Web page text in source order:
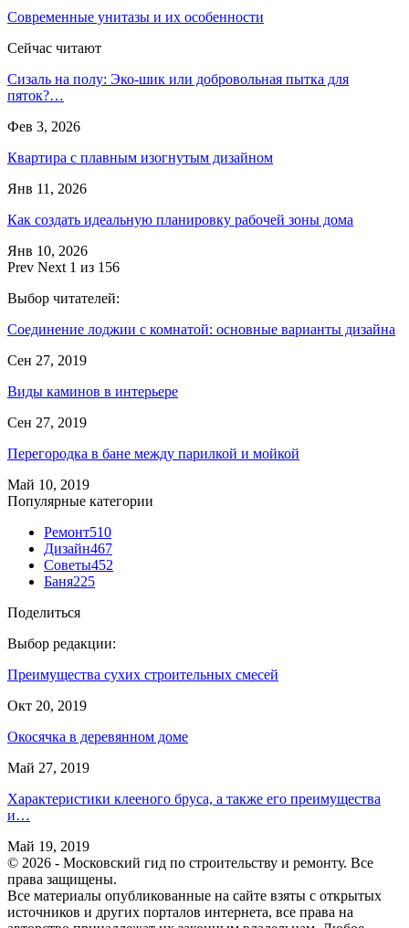
Современные унитазы и их особенности
Сейчас читают
Сизаль на полу: Эко-шик или добровольная пытка для
пяток?…
Фев 3, 2026
Квартира с плавным изогнутым дизайном
Янв 11, 2026
Как создать идеальную планировку рабочей зоны дома
Янв 10, 2026
Prev Next 1 из 156
Выбор читателей:
Соединение лоджии с комнатой: основные варианты дизайна
Сен 27, 2019
Виды каминов в интерьере
Сен 27, 2019
Перегородка в бане между парилкой и мойкой
Май 10, 2019
Популярные категории
Ремонт510
Дизайн467
Советы452
Баня225
Поделиться
Выбор редакции:
Преимущества сухих строительных смесей
Окт 20, 2019
Окосячка в деревянном доме
Май 27, 2019
Характеристики клееного бруса, а также его преимущества
и…
Май 19, 2019
© 2026 - Московский гид по строительству и ремонту. Все
права защищены.
Все материалы опубликованные на сайте взяты с открытых
источников и других порталов интернета, все права на